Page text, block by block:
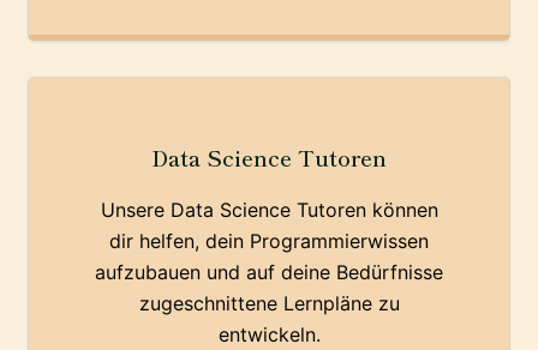
Data Science Tutoren
Unsere Data Science Tutoren können
dir helfen, dein Programmierwissen
aufzubauen und auf deine Bedürfnisse
zugeschnittene Lernpläne zu
entwickeln.